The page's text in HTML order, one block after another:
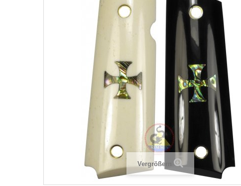
Vergrößern